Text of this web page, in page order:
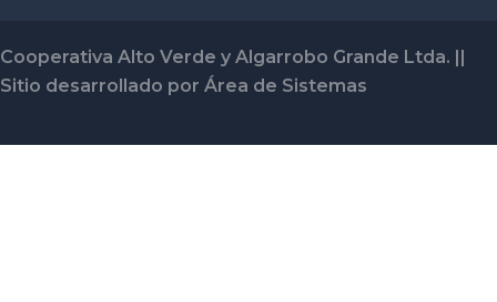
Cooperativa Alto Verde y Algarrobo Grande Ltda. ||
Sitio desarrollado por Área de Sistemas